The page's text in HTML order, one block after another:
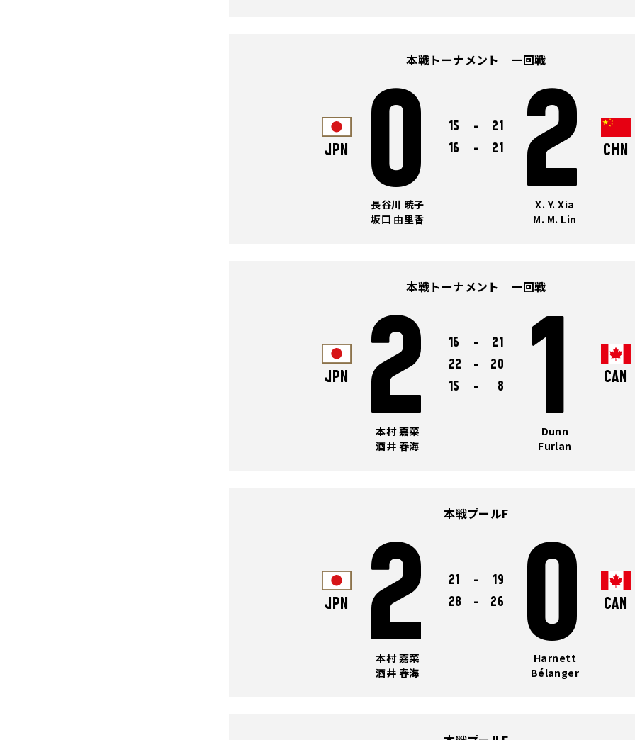
本戦トーナメント 一回戦
JPN 0 15 -
21
16
- 21 2 CHN
長谷川 暁子
坂口 由里香
X. Y. Xia
M. M. Lin
本戦トーナメント 一回戦
JPN 2 16 -
21
22
-
20
15
- 8 1 CAN
本村 嘉菜
酒井 春海
Dunn
Furlan
本戦プールF
JPN 2 21 -
19
28
- 26 0 CAN
本村 嘉菜
酒井 春海
Harnett
Bélanger